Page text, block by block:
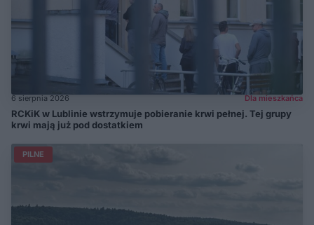
6 sierpnia 2026 Dla mieszkańca
RCKiK w Lublinie wstrzymuje pobieranie krwi pełnej. Tej grupy
krwi mają już pod dostatkiem
PILNE